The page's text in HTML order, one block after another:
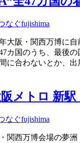
なぐfujishima
大阪・関西万博に
カ国のうち、最後
に合わないとか、
メトロ 新駅
なぐfujishima
関西万博会場の夢